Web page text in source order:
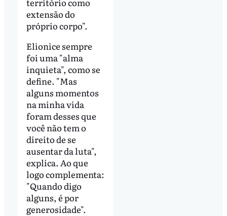
extensão do
próprio corpo".
Elionice sempre
foi uma "alma
inquieta", como se
define. "Mas
alguns momentos
na minha vida
foram desses que
você não tem o
direito de se
ausentar da luta",
explica. Ao que
logo complementa:
"Quando digo
alguns, é por
generosidade".